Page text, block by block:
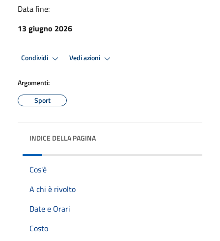
Data fine:
13 giugno 2026
Condividi Vedi azioni
Argomenti:
Sport
INDICE DELLA PAGINA
Cos'è
A chi è rivolto
Date e Orari
Costo